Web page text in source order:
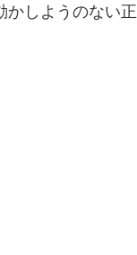
かしようのない正